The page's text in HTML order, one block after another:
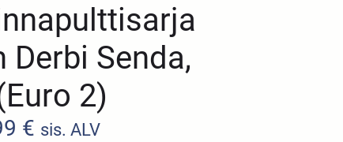
Senda,
2)
€ sis. ALV